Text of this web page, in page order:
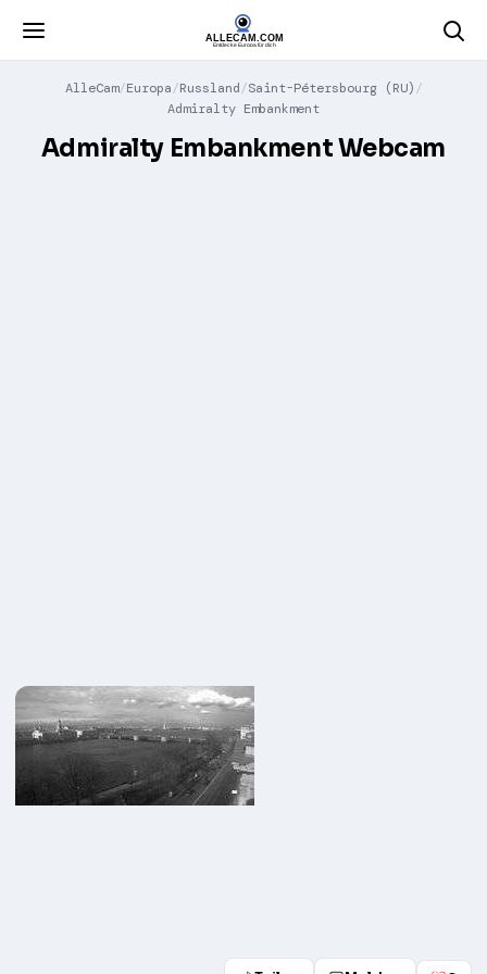
AlleCam Europa Russland Saint-Pétersbourg (RU)
Admiralty Embankment
Admiralty Embankment Webcam